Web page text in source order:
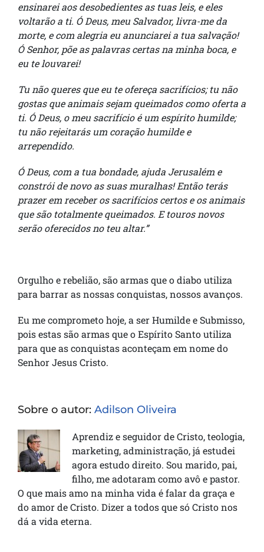
ensinarei aos desobedientes as tuas leis, e eles
voltarão a ti. Ó Deus, meu Salvador, livra-me da
morte, e com alegria eu anunciarei a tua salvação!
Ó Senhor, põe as palavras certas na minha boca, e
eu te louvarei!
Tu não queres que eu te ofereça sacrifícios; tu não
gostas que animais sejam queimados como oferta a
ti. Ó Deus, o meu sacrifício é um espírito humilde;
tu não rejeitarás um coração humilde e
arrependido.
Ó Deus, com a tua bondade, ajuda Jerusalém e
constrói de novo as suas muralhas! Então terás
prazer em receber os sacrifícios certos e os animais
que são totalmente queimados. E touros novos
serão oferecidos no teu altar.”
Orgulho e rebelião, são armas que o diabo utiliza
para barrar as nossas conquistas, nossos avanços.
Eu me comprometo hoje, a ser Humilde e Submisso,
pois estas são armas que o Espírito Santo utiliza
para que as conquistas aconteçam em nome do
Senhor Jesus Cristo.
Sobre o autor: Adilson Oliveira
Aprendiz e seguidor de Cristo, teologia,
marketing, administração, já estudei
agora estudo direito. Sou marido, pai,
filho, me adotaram como avô e pastor.
O que mais amo na minha vida é falar da graça e
do amor de Cristo. Dizer a todos que só Cristo nos
dá a vida eterna.